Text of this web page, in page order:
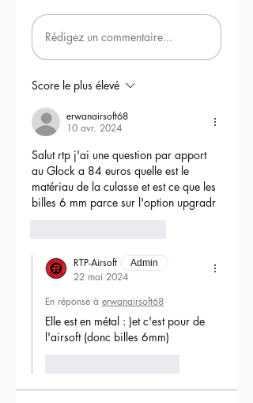
Rédigez un commentaire...
Score le plus élevé
erwanairsoft68
10 avr. 2024
Salut rtp j'ai une question par apport
au Glock a 84 euros quelle est le
matériau de la culasse et est ce que les
billes 6 mm parce sur l'option upgradr
RTP-Airsoft Admin
22 mai 2024
En réponse à erwanairsoft68
Elle est en métal : )et c'est pour de
l'airsoft (donc billes 6mm)